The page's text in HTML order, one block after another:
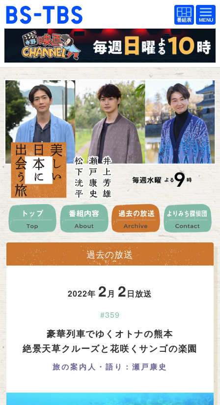
BS-TBS
番組
表
BS-TBS
番組
表
ドラマ 映画
紀行 報道
教養 スポーツ
音楽 エンタメ
アニメ ファンクラブ
検索
視聴方法 4K放送
イベント ショッピング
公式SNS プレゼント
ご意見・ご感想 会社情報
過去の放送
2022年 2月 2日放送
#359
豪華列車でゆくオトナの熊本
絶景天草クルーズと花咲くサンゴの楽園
旅の案内人・語り：瀬戸康史